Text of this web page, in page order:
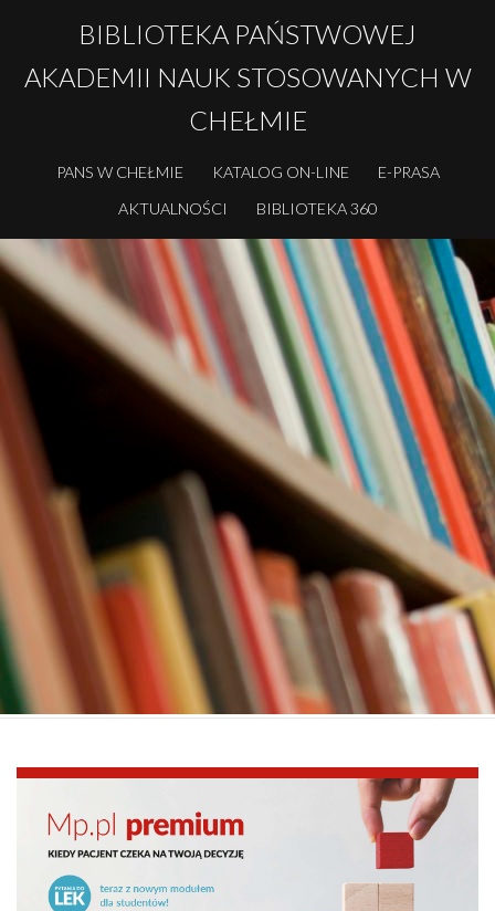
BIBLIOTEKA PAŃSTWOWEJ
AKADEMII NAUK STOSOWANYCH W
CHEŁMIE
PANS W CHEŁMIE KATALOG ON-LINE
E-PRASA
AKTUALNOŚCI
BIBLIOTEKA 360